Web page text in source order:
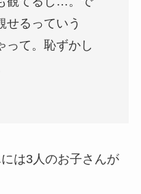
せるっていう
って。恥ずかし
は3人のお子さんが